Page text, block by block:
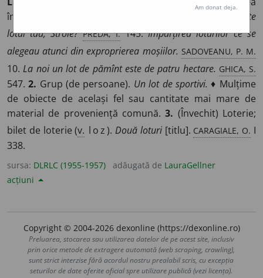
împărțit un teren sau o pădure.
E departe
lotul tău, Stroie? PREDA, Î.145.Împărțirea loturilor ce se
alegeau atunci din exproprierea moșiilor. SADOVEANU, P. M.
10.La noi un lot de pămînt este de patru hectare. GHICA, S.
547.2. Grup (de persoane). Un lot de sportivi. ♦ Mulțime
de obiecte de același fel sau cantitate mai mare de
material de proveniență comună.3. (Învechit) Loterie;
bilet de loterie (v. loz).Două loturi[titlu]. CARAGIALE, O. I
338.
sursa: DLRLC (1955-1957) adăugată de LauraGellner
acțiuni
Copyright © 2004-2026 dexonline (https://dexonline.ro)
Preluarea, stocarea sau utilizarea datelor de pe acest site, inclusiv
prin orice metode de extragere automată (web scraping, crawling),
sunt strict interzise fără acordul nostru prealabil scris, cu excepția
seturilor de date oferite oficial spre utilizare publică (vezi licența).
Am donat deja.